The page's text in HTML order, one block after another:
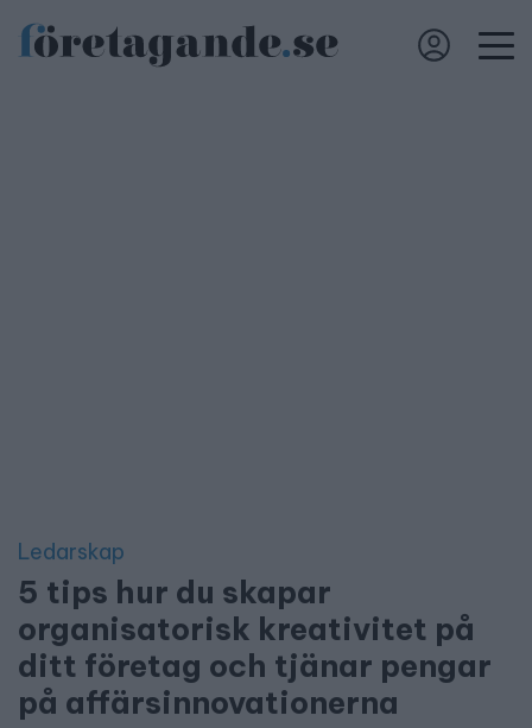
Ledarskap
5 tips hur du skapar
organisatorisk kreativitet på
ditt företag och tjänar pengar
på affärsinnovationerna